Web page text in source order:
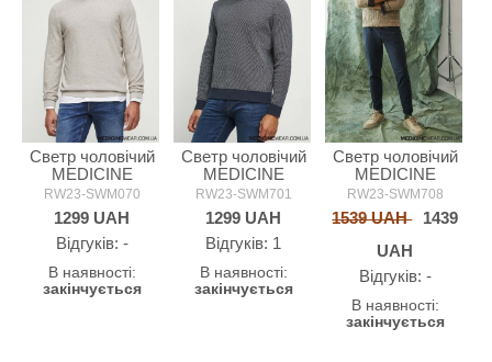
Светр чоловічий
MEDICINE
RW23-SWM070
1299 UAH
Відгуків: -
В наявності:
закінчується
Светр чоловічий
MEDICINE
RW23-SWM701
1299 UAH
Відгуків: 1
В наявності:
закінчується
Светр чоловічий
MEDICINE
RW23-SWM708
1539 UAH
1439
UAH
Відгуків: -
В наявності:
закінчується